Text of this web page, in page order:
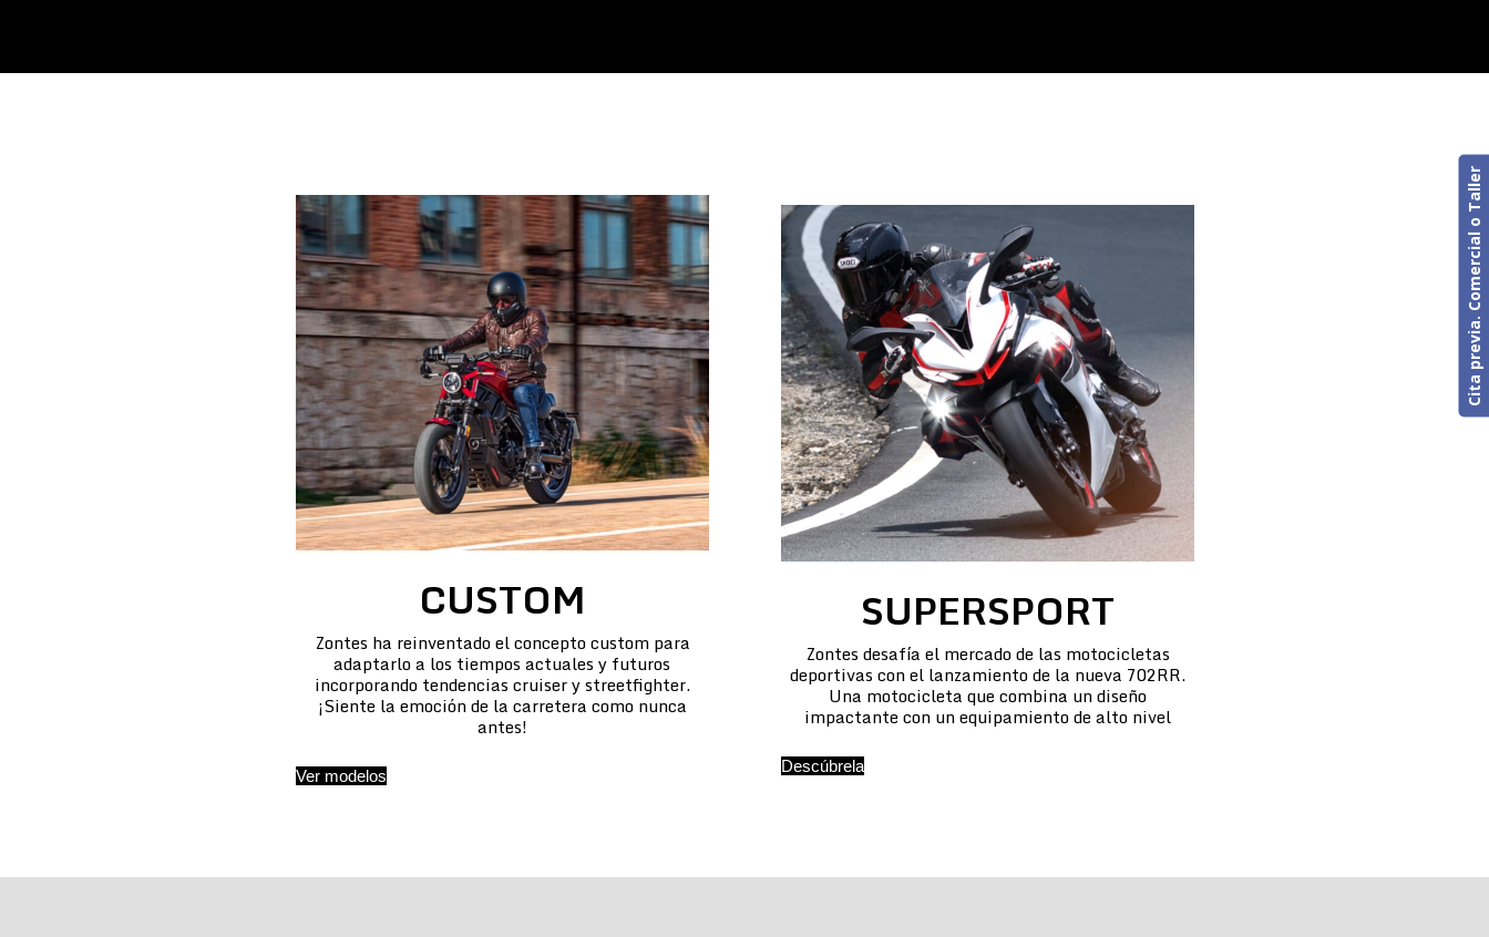
CUSTOM
Zontes ha reinventado el concepto custom para
adaptarlo a los tiempos actuales y futuros
incorporando tendencias cruiser y streetfighter.
¡Siente la emoción de la carretera como nunca
antes!
Ver modelos
SUPERSPORT
Zontes desafía el mercado de las motocicletas
deportivas con el lanzamiento de la nueva 702RR.
Una motocicleta que combina un diseño
impactante con un equipamiento de alto nivel
Descúbrela
Cita previa. Comercial o Taller